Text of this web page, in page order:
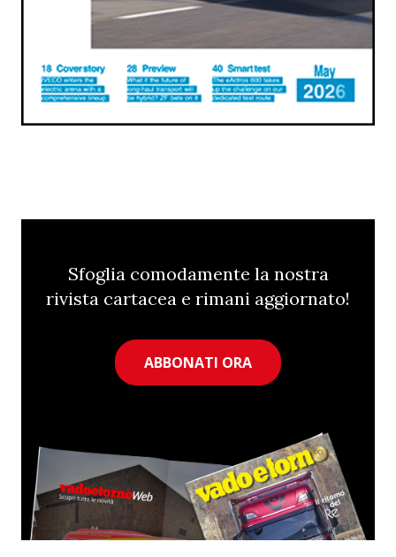
Sfoglia comodamente la nostra
rivista cartacea e rimani aggiornato!
ABBONATI ORA